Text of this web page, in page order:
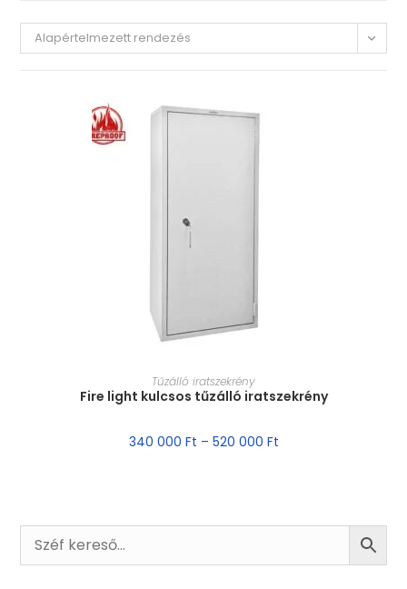
Alapértelmezett rendezés
MÉRET VÁLASZTÁSA
Tűzálló iratszekrény
Fire light kulcsos tűzálló iratszekrény
340 000 Ft – 520 000 Ft